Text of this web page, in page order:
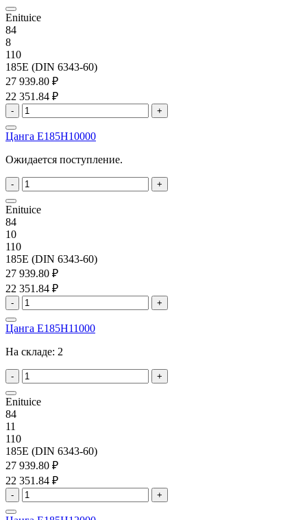
Enituice
84
8
110
185E (DIN 6343-60)
27 939.80 ₽
22 351.84 ₽
- +
Цанга E185H10000
Ожидается поступление.
- +
Enituice
84
10
110
185E (DIN 6343-60)
27 939.80 ₽
22 351.84 ₽
- +
Цанга E185H11000
На складе: 2
- +
Enituice
84
11
110
185E (DIN 6343-60)
27 939.80 ₽
22 351.84 ₽
- +